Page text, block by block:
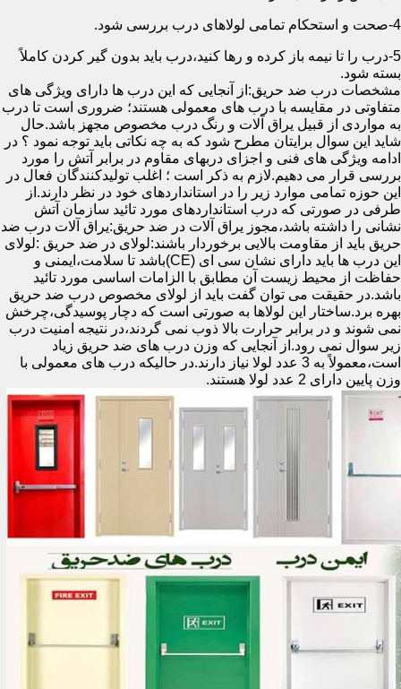
4-صحت و استحکام تمامی لولاهای درب بررسی شود.
5-درب را تا نیمه باز کرده و رها کنید،درب باید بدون گیر کردن کاملاً
بسته شود.
مشخصات درب ضد حریق:از آنجایی که این درب ها دارای ویژگی های
متفاوتی در مقایسه با درب های معمولی هستند؛ ضروری است تا درب
به مواردی از قبیل یراق آلات و رنگ درب مخصوص مجهز باشد.حال
شاید این سوال برایتان مطرح شود که به چه نکاتی باید توجه نمود ؟ در
ادامه ویژگی های فنی و اجزای دربهای مقاوم در برابر آتش را مورد
بررسی قرار می دهیم.لازم به ذکر است ؛ اغلب تولیدکنندگان فعال در
این حوزه تمامی موارد زیر را در استانداردهای خود در نظر دارند.از
طرفی در صورتی که درب استانداردهای مورد تائید سازمان آتش
نشانی را داشته باشد،مجوز یراق آلات در ضد حریق:یراق آلات درب ضد
حریق باید از مقاومت بالایی برخوردار باشند:لولای در ضد حریق :لولای
این درب ها باید دارای نشان سی ای (CE)باشد تا سلامت،ایمنی و
حفاظت از محیط زیست آن مطابق با الزامات اساسی مورد تائید
باشد.در حقیقت می توان گفت باید از لولای مخصوص درب ضد حریق
بهره برد.ساختار این لولاها به صورتی است که دچار پوسیدگی،چرخش
نمی شوند و در برابر حرارت بالا ذوب نمی گردند،در نتیجه امنیت درب
زیر سوال نمی رود.از آنجایی که وزن درب های ضد حریق زیاد
است،معمولاً به 3 عدد لولا نیاز دارند.در حالیکه درب های معمولی با
وزن پایین دارای 2 عدد لولا هستند.